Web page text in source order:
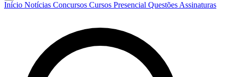
Início Notícias Concursos Cursos Presencial Questões Assinaturas